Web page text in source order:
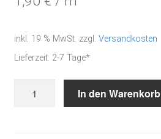
inkl. 19 % MwSt. zzgl. Versandkosten
Lieferzeit: 2-7 Tage*
In den Warenkorb